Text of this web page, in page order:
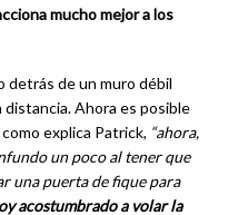
mucho mejor a los
detrás de un muro débil
Ahora es posible
explica Patrick, “ahora,
un poco al tener que
una puerta de fique para
acostumbrado a volar la